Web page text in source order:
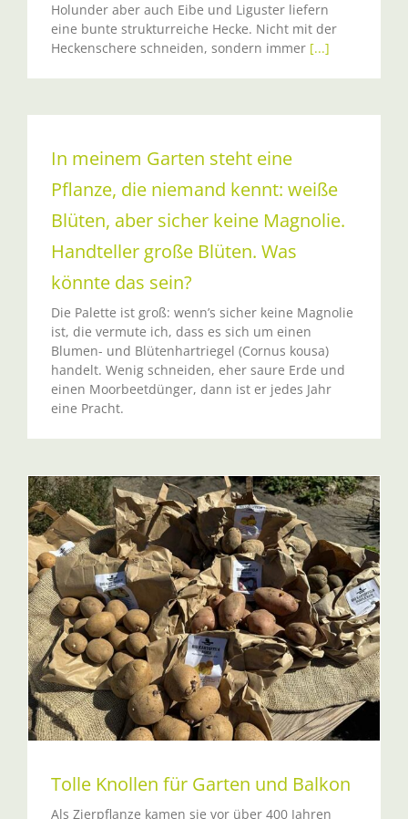
Holunder aber auch Eibe und Liguster liefern
eine bunte strukturreiche Hecke. Nicht mit der
Heckenschere schneiden, sondern immer [...]
In meinem Garten steht eine
Pflanze, die niemand kennt: weiße
Blüten, aber sicher keine Magnolie.
Handteller große Blüten. Was
könnte das sein?
Die Palette ist groß: wenn’s sicher keine Magnolie
ist, die vermute ich, dass es sich um einen
Blumen- und Blütenhartriegel (Cornus kousa)
handelt. Wenig schneiden, eher saure Erde und
einen Moorbeetdünger, dann ist er jedes Jahr
eine Pracht.
Tolle Knollen für Garten und Balkon
Als Zierpflanze kamen sie vor über 400 Jahren